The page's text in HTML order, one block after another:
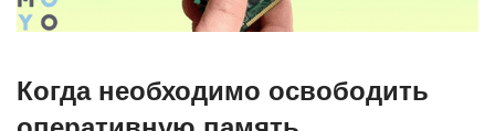
Когда необходимо освободить